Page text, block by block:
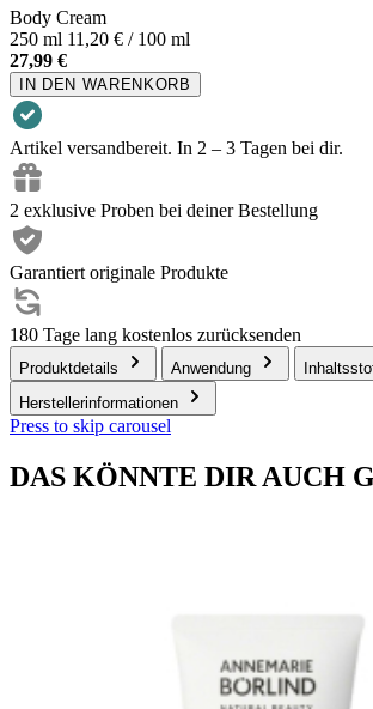
Body Cream
250 ml 11,20 € / 100 ml
27,99 €
IN DEN WARENKORB
Artikel versandbereit. In 2 – 3 Tagen bei dir.
2 exklusive Proben bei deiner Bestellung
Garantiert originale Produkte
180 Tage lang kostenlos zurücksenden
Produktdetails Anwendung
Herstellerinformationen
Press to skip carousel
DAS KÖNNTE DIR AUCH